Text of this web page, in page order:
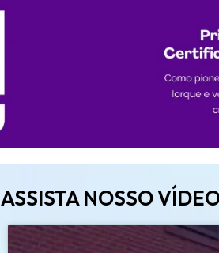
ASSISTA NOSSO